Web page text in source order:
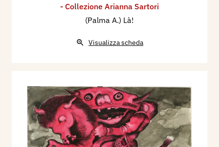
- Collezione Arianna Sartori
(Palma A.) Là!
Visualizza scheda